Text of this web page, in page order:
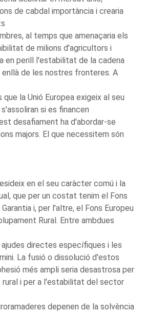
de cabdal importància i crearia
al temps que amenaçaria els
de milions d'agricultors i
en perill l'estabilitat de la cadena
enllà de les nostres fronteres. A
la Unió Europea exigeix al seu
si es financen
desafiament ha d'abordar-se
majors. El que necessitem són
en el seu caràcter comú i la
que per un costat tenim el Fons
i, per l'altre, el Fons Europeu
Rural. Entre ambdues
directes específiques i les
La fusió o dissolució d'estos
més ampli seria desastrosa per
rural i per a l'estabilitat del sector
depenen de la solvència